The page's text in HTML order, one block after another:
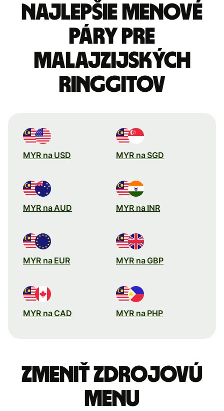
Najlepšie menové
páry pre
Malajzijských
ringgitov
MYR na USD MYR na SGD
MYR na AUD MYR na INR
MYR na EUR MYR na GBP
MYR na CAD MYR na PHP
Zmeniť zdrojovú
menu